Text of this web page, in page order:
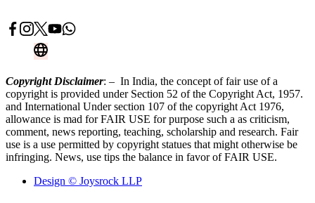
Copyright Disclaimer: – In India, the concept of fair use of a
copyright is provided under Section 52 of the Copyright Act, 1957.
and International Under section 107 of the copyright Act 1976,
allowance is mad for FAIR USE for purpose such a as criticism,
comment, news reporting, teaching, scholarship and research. Fair
use is a use permitted by copyright statues that might otherwise be
infringing. News, use tips the balance in favor of FAIR USE.
Design © Joysrock LLP